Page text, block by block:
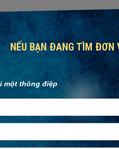
NẾU BẠN ĐANG TÌM ĐƠN
một thông điệp